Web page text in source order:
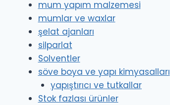
mum yapım malzemesi
mumlar ve waxlar
şelat ajanları
silparlat
Solventler
söve boya ve yapı kimyasalları
yapıştırıcı ve tutkallar
Stok fazlası ürünler